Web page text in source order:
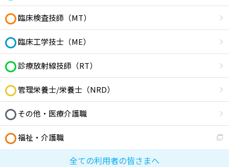
臨床検査技師（MT）
臨床工学技士（ME）
診療放射線技師（RT）
管理栄養士/栄養士（NRD）
その他・医療介護職
福祉・介護職
全ての利用者の皆さまへ